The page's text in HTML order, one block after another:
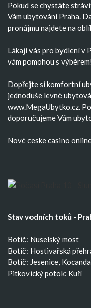
Pokud se chystáte
Vám ubytování Praha.
pronájmu najdete na
Lákají vás pro bydlení v
vám pomohou s
Dopřejte si komfortní
jednoduše levné
www.MegaUbytko.cz.
doporučujeme Vám
Nové ceske casino
Stav vodních toků -
Botič: Nuselský most
Botič: Hostivařská
Botič: Jesenice, Kocanda
Pitkovický potok: Kuří